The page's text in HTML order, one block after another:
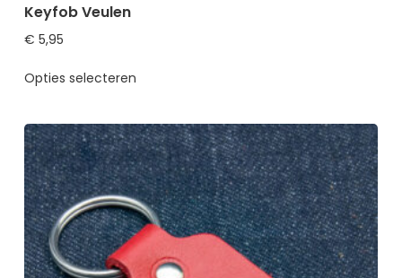
Keyfob Veulen
€ 5,95
Opties selecteren